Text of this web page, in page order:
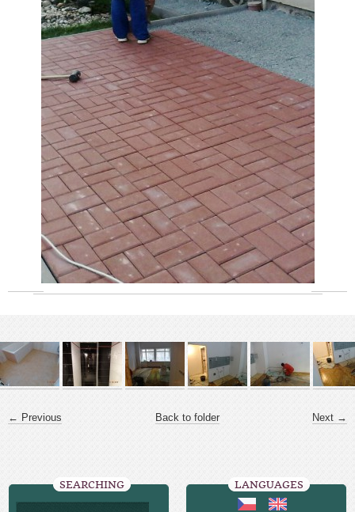
← Previous Next →
Back to folder
SEARCHING LANGUAGES